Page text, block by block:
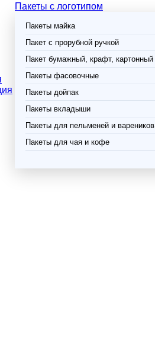
Пакеты с логотипом
Пакеты майка
Пакет с прорубной ручкой
Пакет бумажный, крафт, картонный
Пакеты фасовочные
Пакеты дойпак
Пакеты вкладыши
Пакеты для пельменей и вареников
Пакеты для чая и кофе